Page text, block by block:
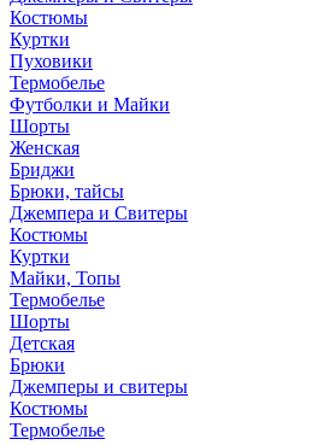
Костюмы
Куртки
Пуховики
Термобелье
Футболки и Майки
Шорты
Женская
Бриджи
Брюки, тайсы
Джемпера и Свитеры
Костюмы
Куртки
Майки, Топы
Термобелье
Шорты
Детская
Брюки
Джемперы и свитеры
Костюмы
Термобелье